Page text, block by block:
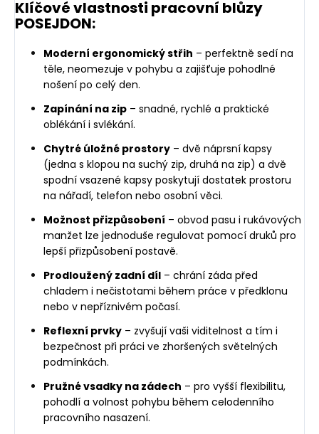
Klíčové vlastnosti pracovní blůzy
POSEJDON:
Moderní ergonomický střih – perfektně sedí na
těle, neomezuje v pohybu a zajišťuje pohodlné
nošení po celý den.
Zapínání na zip – snadné, rychlé a praktické
oblékání i svlékání.
Chytré úložné prostory – dvě náprsní kapsy
(jedna s klopou na suchý zip, druhá na zip) a dvě
spodní vsazené kapsy poskytují dostatek prostoru
na nářadí, telefon nebo osobní věci.
Možnost přizpůsobení – obvod pasu i rukávových
manžet lze jednoduše regulovat pomocí druků pro
lepší přizpůsobení postavě.
Prodloužený zadní díl – chrání záda před
chladem i nečistotami během práce v předklonu
nebo v nepříznivém počasí.
Reflexní prvky – zvyšují vaši viditelnost a tím i
bezpečnost při práci ve zhoršených světelných
podmínkách.
Pružné vsadky na zádech – pro vyšší flexibilitu,
pohodlí a volnost pohybu během celodenního
pracovního nasazení.